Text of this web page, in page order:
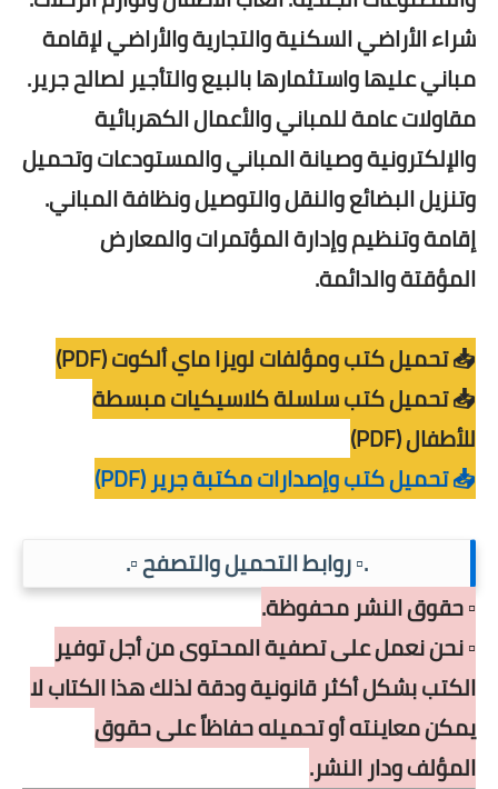
شراء الأراضي السكنية والتجارية والأراضي لإقامة
مباني عليها واستثمارها بالبيع والتأجير لصالح جرير.
مقاولات عامة للمباني والأعمال الكهربائية
والإلكترونية وصيانة المباني والمستودعات وتحميل
وتنزيل البضائع والنقل والتوصيل ونظافة المباني.
إقامة وتنظيم وإدارة المؤتمرات والمعارض
المؤقتة والدائمة.
📥 تحميل كتب ومؤلفات لويزا ماي ألكوت (PDF)
📥 تحميل كتب سلسلة كلاسيكيات مبسطة
للأطفال (PDF)
📥 تحميل كتب وإصدارات مكتبة جرير (PDF)
.▫️ روابط التحميل والتصفح ▫️.
▫️ حقوق النشر محفوظة.
▫️ نحن نعمل على تصفية المحتوى من أجل توفير
الكتب بشكل أكثر قانونية ودقة لذلك هذا الكتاب لا
يمكن معاينته أو تحميله حفاظاً على حقوق
المؤلف ودار النشر.